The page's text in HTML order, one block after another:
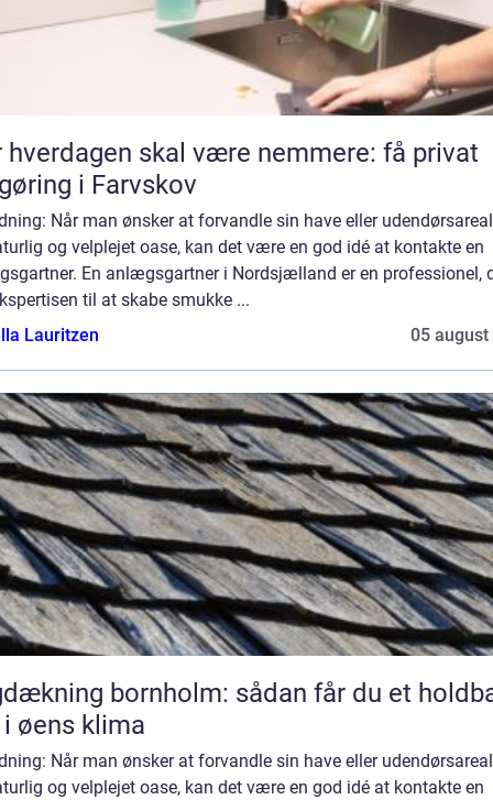
hverdagen skal være nemmere: få privat
i Farvskov
Når man ønsker at forvandle sin have eller
og velplejet oase, kan det være en god idé at kontakte en
En anlægsgartner i Nordsjælland er en professionel,
til at skabe smukke ...
Lauritzen
05 august
bornholm: sådan får du et
øens klima
Når man ønsker at forvandle sin have eller
og velplejet oase, kan det være en god idé at kontakte en